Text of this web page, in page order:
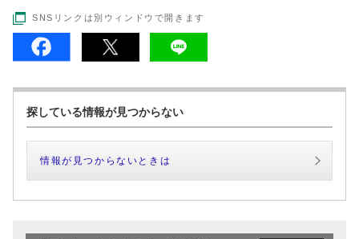
SNSリンクは別ウィンドウで開きます
探している情報が見つからない
情報が見つからないときは